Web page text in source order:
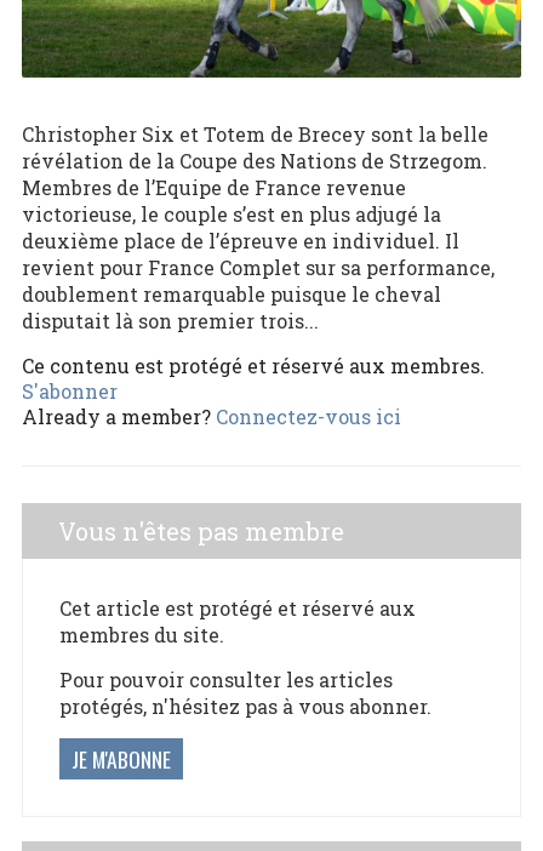
Christopher Six et Totem de Brecey sont la belle
révélation de la Coupe des Nations de Strzegom.
Membres de l’Equipe de France revenue
victorieuse, le couple s’est en plus adjugé la
deuxième place de l’épreuve en individuel. Il
revient pour France Complet sur sa performance,
doublement remarquable puisque le cheval
disputait là son premier trois...
Ce contenu est protégé et réservé aux membres.
S'abonner
Already a member? Connectez-vous ici
Vous n'êtes pas membre
Cet article est protégé et réservé aux
membres du site.
Pour pouvoir consulter les articles
protégés, n'hésitez pas à vous abonner.
JE M'ABONNE